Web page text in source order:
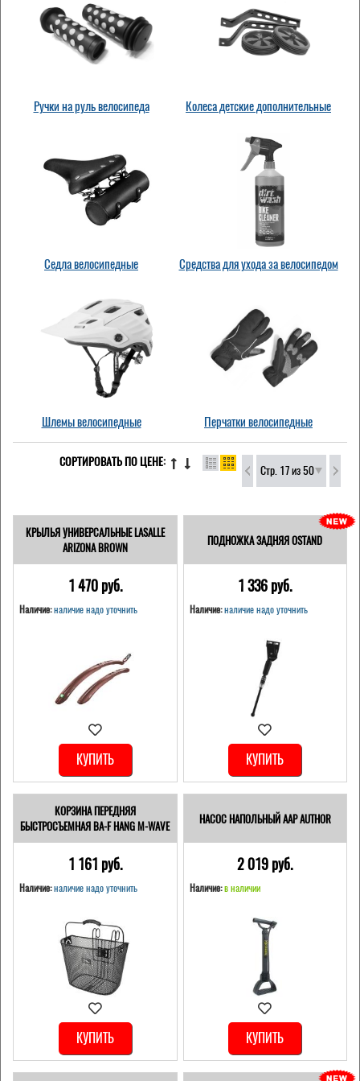
Ручки на руль велосипеда Колеса детские дополнительные
Седла велосипедные Средства для ухода за велосипедом
Шлемы велосипедные Перчатки велосипедные
Стр. 17 из 50
СОРТИРОВАТЬ ПО ЦЕНЕ:
КРЫЛЬЯ УНИВЕРСАЛЬНЫЕ LASALLE
ARIZONA BROWN
1 470 pуб.
Наличие:наличие надо уточнить
КУПИТЬ
ПОДНОЖКА ЗАДНЯЯ OSTAND
1 336 pуб.
Наличие: наличие надо уточнить
КУПИТЬ
КОРЗИНА ПЕРЕДНЯЯ
БЫСТРОСЪЕМНАЯ BA-F HANG M-WAVE
1 161 pуб.
Наличие:наличие надо уточнить
КУПИТЬ
НАСОС НАПОЛЬНЫЙ AAP AUTHOR
2 019 pуб.
Наличие: в наличии
КУПИТЬ